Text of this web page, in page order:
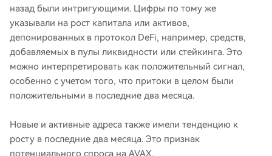
назад были интригующими. Цифры по тому же
указывали на рост капитала или активов,
депонированных в протокол DeFi, например, средств,
добавляемых в пулы ликвидности или стейкинга. Это
можно интерпретировать как положительный сигнал,
особенно с учетом того, что притоки в целом были
положительными в последние два месяца.
Новые и активные адреса также имели тенденцию к
росту в последние два месяца. Это признак
потенциального спроса на AVAX.